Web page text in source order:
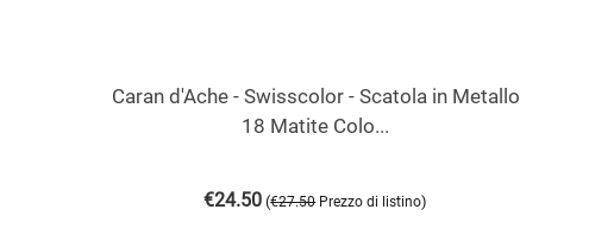
Caran d'Ache - Swisscolor - Scatola in Metallo
18 Matite Colo...
€24.50 (€27.50 Prezzo di listino)